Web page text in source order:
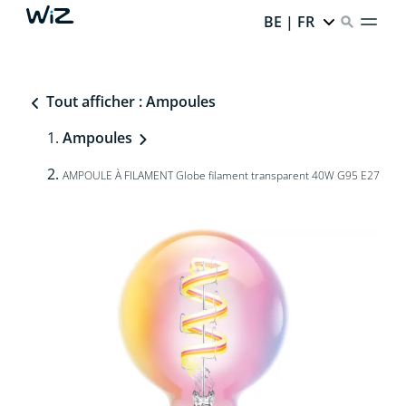
BE | FR
Tout afficher : Ampoules
Ampoules
AMPOULE À FILAMENT Globe filament transparent 40W G95 E27